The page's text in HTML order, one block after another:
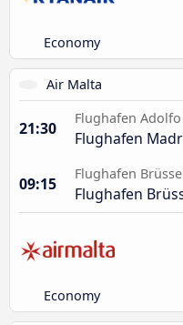
Economy
Air Malta
21:30
Flughafen
Flughafen
09:15
Flughafen
Flughafen
Economy